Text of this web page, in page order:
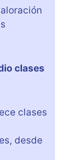
clases
clases
desde